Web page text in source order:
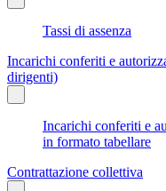
Tassi di assenza
Incarichi conferiti e
dirigenti)
Incarichi conferiti e
in formato tabellare
Contrattazione collettiva